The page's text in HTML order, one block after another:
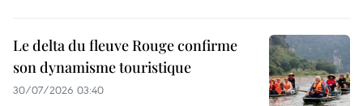
Le delta du fleuve Rouge confirme
son dynamisme touristique
30/07/2026 03:40